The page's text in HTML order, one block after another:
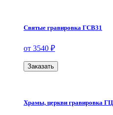
Святые гравировка ГСВ31
от 3540 ₽
Заказать
Храмы, церкви гравировка